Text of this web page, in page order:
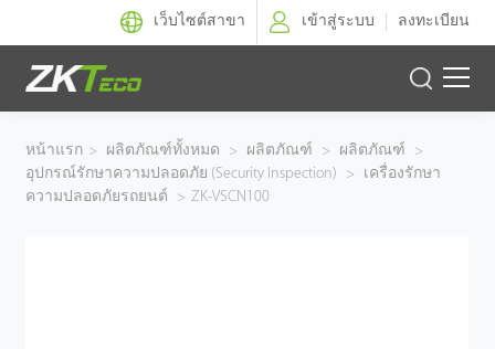
เว็บไซต์สาขา เข้าสู่ระบบ ลงทะเบียน
ผลิตภัณฑ์
โซลูชั่นของเรา
หน้าแรก > ผลิตภัณฑ์ทั้งหมด > ผลิตภัณฑ์ > ผลิตภัณฑ์
>
อุปกรณ์รักษาความปลอดภัย (Security Inspection)
>
เครื่องรักษา
ความปลอดภัยรถยนต์
> ZK-VSCN100